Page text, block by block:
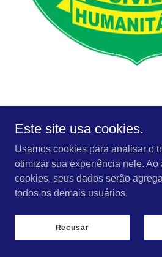
Diplomata
O distintivo DIPLOMATA –
–representa uma insígnia de
atuação diplomática civil
cooperação internacional e à
Este site usa cookies.
Usamos cookies para analisar o
otimizar sua experiência nele. Ao
cookies, seus dados serão
todos os demais usuários.
Recusar